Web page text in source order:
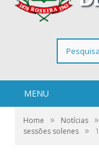
por:
MENU
Home » Notícias »
sessões solenes »